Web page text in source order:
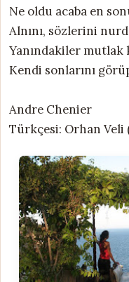
Ne oldu acaba en
Alnını, sözlerini
Yanındakiler mutlak
Kendi sonlarını
Andre Chenier
Türkçesi: Orhan Veli